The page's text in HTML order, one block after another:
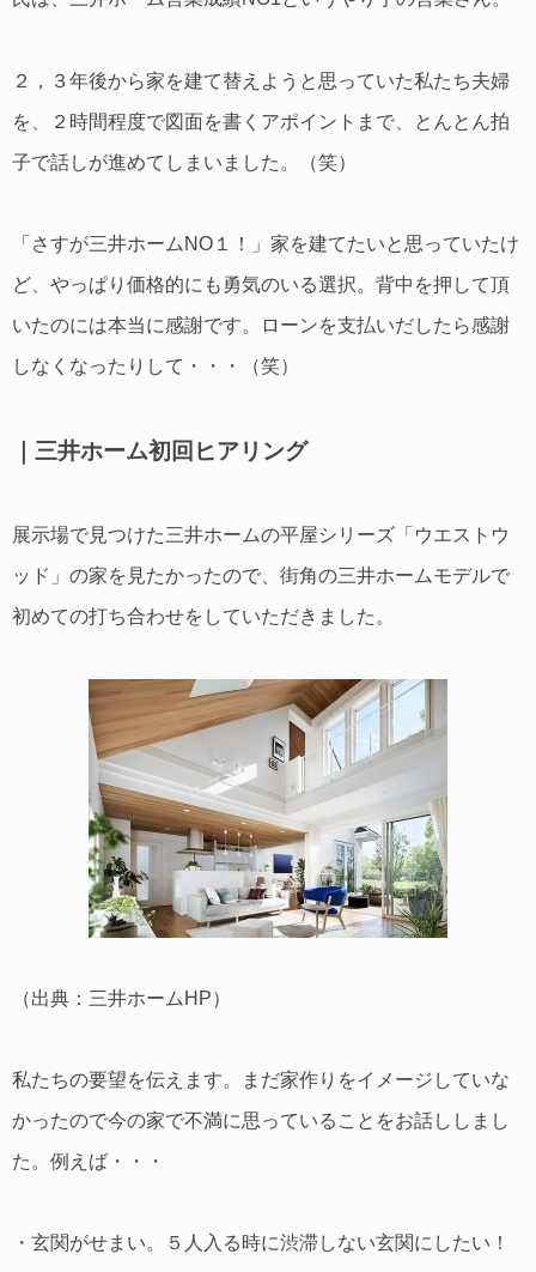
２，３年後から家を建て替えようと思っていた私たち夫婦
を、２時間程度で図面を書くアポイントまで、とんとん拍
子で話しが進めてしまいました。（笑）
「さすが三井ホームNO１！」家を建てたいと思っていたけ
ど、やっぱり価格的にも勇気のいる選択。背中を押して頂
いたのには本当に感謝です。ローンを支払いだしたら感謝
しなくなったりして・・・（笑）
｜三井ホーム初回ヒアリング
展示場で見つけた三井ホームの平屋シリーズ「ウエストウ
ッド」の家を見たかったので、街角の三井ホームモデルで
初めての打ち合わせをしていただきました。
（出典：三井ホームHP）
私たちの要望を伝えます。まだ家作りをイメージしていな
かったので今の家で不満に思っていることをお話ししまし
た。例えば・・・
・玄関がせまい。５人入る時に渋滞しない玄関にしたい！